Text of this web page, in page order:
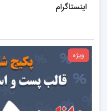
اینستاگرام
ویژه